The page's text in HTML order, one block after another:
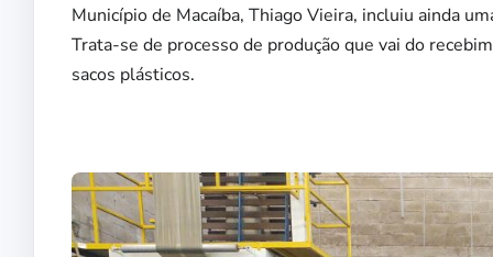
Município de Macaíba, Thiago Vieira, incluiu ainda
Trata-se de processo de produção que vai do
sacos plásticos.